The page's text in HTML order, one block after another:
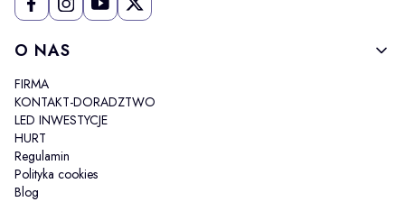
Linki w stopce
O NAS
FIRMA
KONTAKT-DORADZTWO
LED INWESTYCJE
HURT
Regulamin
Polityka cookies
Blog